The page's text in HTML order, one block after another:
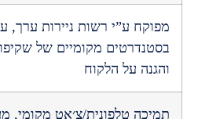
ע”י רשות ניירות ערך, עמידה
מקומיים של שקיפות
על הלקוח
טלפונית/צ׳אט מקומי, מענה